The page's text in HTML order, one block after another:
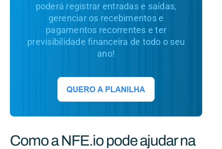
poderá registrar entradas e saídas,
gerenciar os recebimentos e
pagamentos recorrentes e ter
previsibilidade financeira de todo o seu
ano!
Como a NFE.io pode ajudar na